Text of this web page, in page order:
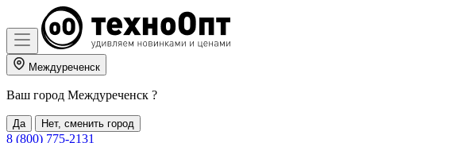
Междуреченск
Ваш город Междуреченск ?
Да Нет, сменить город
8 (800) 775-2131